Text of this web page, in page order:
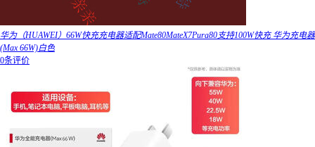
华为（HUAWEI）66W快充充电器适配Mate80MateX7Pura80支持100W快充 华为充电器
(Max 66W)白色
0条评价